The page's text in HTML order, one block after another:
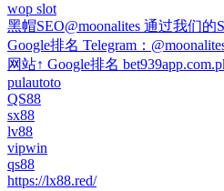
wop slot
黑帽SEO@moonalites 通过我们
Google排名 Telegram：
网站↑ Google排名
pulautoto
QS88
sx88
lv88
vipwin
qs88
https://lx88.red/